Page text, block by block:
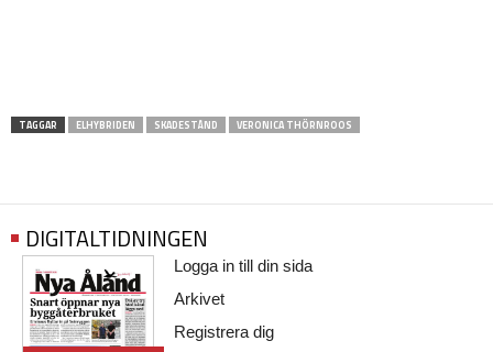
TAGGAR ELHYBRIDEN SKADESTÅND VERONICA THÖRNROOS
DIGITALTIDNINGEN
Logga in till din sida
Arkivet
Registrera dig